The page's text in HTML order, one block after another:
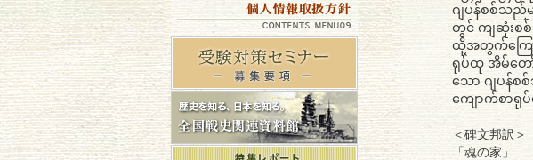
ဂျပန်စစ်သည်
တွင် ကျဆုံးစ
ထို့အတွက်ကြော
ရုပ်ထု အိမ်တေ
သော ဂျပန်
ကျောက်စာရု
＜碑文邦訳＞
「魂の家」